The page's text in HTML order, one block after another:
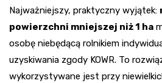
Najważniejszy, praktyczny wyjątek:
powierzchni mniejszej niż 1 ha
osobę niebędącą rolnikiem
uzyskiwania zgody KOWR. To
wykorzystywane jest przy